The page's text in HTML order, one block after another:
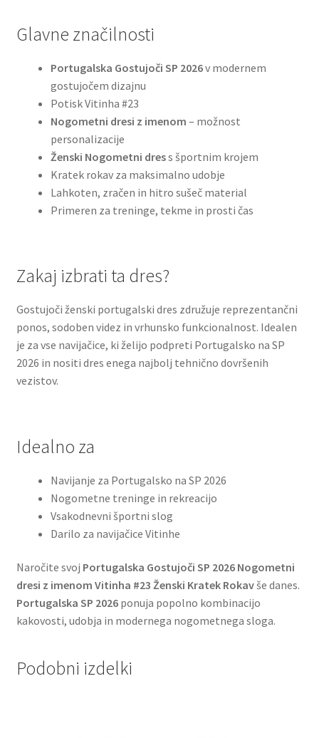
Glavne značilnosti
Portugalska Gostujoči SP 2026v modernem
gostujočem dizajnu
Potisk Vitinha #23
Nogometni dresi z imenom – možnost
personalizacije
Ženski Nogometni dress športnim krojem
Kratek rokav za maksimalno udobje
Lahkoten, zračen in hitro sušeč material
Primeren za treninge, tekme in prosti čas
Zakaj izbrati ta dres?
Gostujoči ženski portugalski dres združuje reprezentančni
ponos, sodoben videz in vrhunsko funkcionalnost. Idealen
je za vse navijačice, ki želijo podpreti Portugalsko na SP
2026 in nositi dres enega najbolj tehnično dovršenih
vezistov.
Idealno za
Navijanje za Portugalsko na SP 2026
Nogometne treninge in rekreacijo
Vsakodnevni športni slog
Darilo za navijačice Vitinhe
Naročite svoj Portugalska Gostujoči SP 2026 Nogometni
dresi z imenom Vitinha #23 Ženski Kratek Rokavše danes.
Portugalska SP 2026ponuja popolno kombinacijo
kakovosti, udobja in modernega nogometnega sloga.
Podobni izdelki